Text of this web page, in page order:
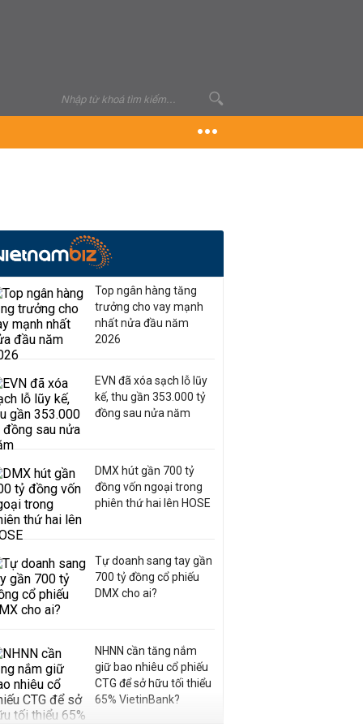
Top ngân hàng tăng
trưởng cho vay mạnh
nhất nửa đầu năm
2026
EVN đã xóa sạch lỗ lũy
kế, thu gần 353.000 tỷ
đồng sau nửa năm
DMX hút gần 700 tỷ
đồng vốn ngoại trong
phiên thứ hai lên HOSE
Tự doanh sang tay gần
700 tỷ đồng cổ phiếu
DMX cho ai?
NHNN cần tăng nắm
giữ bao nhiêu cổ phiếu
CTG để sở hữu tối thiểu
65% VietinBank?